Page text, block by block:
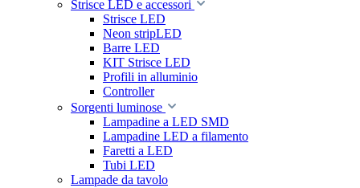
Strisce LED e accessori
Strisce LED
Neon stripLED
Barre LED
KIT Strisce LED
Profili in alluminio
Controller
Sorgenti luminose
Lampadine a LED SMD
Lampadine LED a filamento
Faretti a LED
Tubi LED
Lampade da tavolo